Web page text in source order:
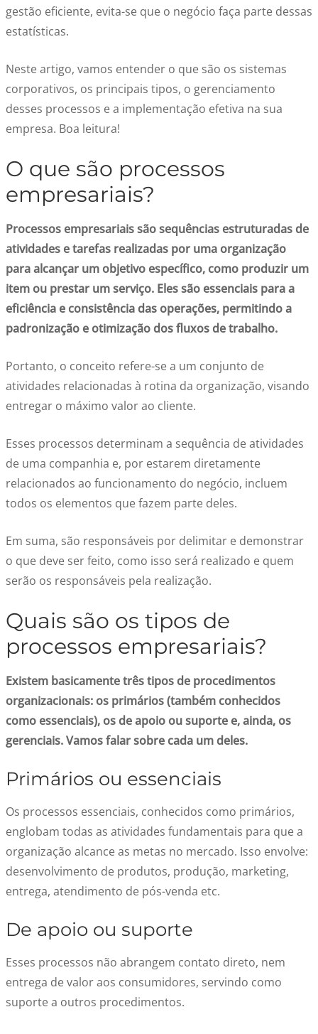
gestão eficiente, evita-se que o negócio faça parte dessas
estatísticas.
Neste artigo, vamos entender o que são os sistemas
corporativos, os principais tipos, o gerenciamento
desses processos e a implementação efetiva na sua
empresa. Boa leitura!
O que são processos
empresariais?
Processos empresariais são sequências estruturadas de
atividades e tarefas realizadas por uma organização
para alcançar um objetivo específico, como produzir um
item ou prestar um serviço. Eles são essenciais para a
eficiência e consistência das operações, permitindo a
padronização e otimização dos fluxos de trabalho.
Portanto, o conceito refere-se a um conjunto de
atividades relacionadas à rotina da organização, visando
entregar o máximo valor ao cliente.
Esses processos determinam a sequência de atividades
de uma companhia e, por estarem diretamente
relacionados ao funcionamento do negócio, incluem
todos os elementos que fazem parte deles.
Em suma, são responsáveis por delimitar e demonstrar
o que deve ser feito, como isso será realizado e quem
serão os responsáveis pela realização.
Quais são os tipos de
processos empresariais?
Existem basicamente três tipos de procedimentos
organizacionais: os primários (também conhecidos
como essenciais), os de apoio ou suporte e, ainda, os
gerenciais. Vamos falar sobre cada um deles.
Primários ou essenciais
Os processos essenciais, conhecidos como primários,
englobam todas as atividades fundamentais para que a
organização alcance as metas no mercado. Isso envolve:
desenvolvimento de produtos, produção, marketing,
entrega, atendimento de pós-venda etc.
De apoio ou suporte
Esses processos não abrangem contato direto, nem
entrega de valor aos consumidores, servindo como
suporte a outros procedimentos.